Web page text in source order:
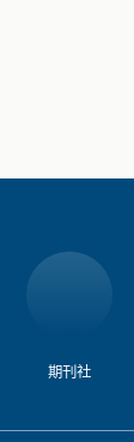
期刊社